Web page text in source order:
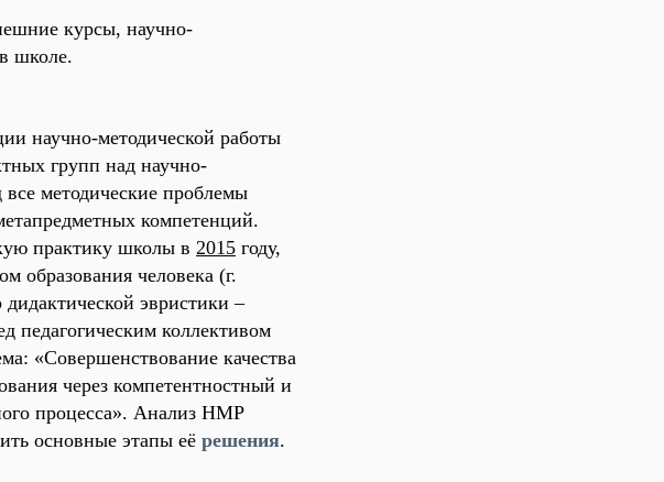
курсы, научно-
школе.
научно-методической работы
групп над научно-
методические проблемы
компетенций.
практику школы в 2015 году,
образования человека (г.
эвристики –
педагогическим коллективом
«Совершенствование качества
через компетентностный и
процесса». Анализ НМР
основные этапы её решения.